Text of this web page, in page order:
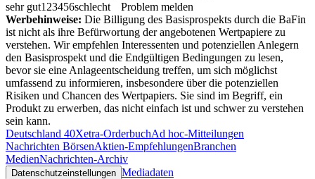
sehr gut1 23456schlecht
Problem melden
Werbehinweise: Die Billigung des Basisprospekts durch die BaFin
ist nicht als ihre Befürwortung der angebotenen Wertpapiere zu
verstehen. Wir empfehlen Interessenten und potenziellen Anlegern
den Basisprospekt und die Endgültigen Bedingungen zu lesen,
bevor sie eine Anlageentscheidung treffen, um sich möglichst
umfassend zu informieren, insbesondere über die potenziellen
Risiken und Chancen des Wertpapiers. Sie sind im Begriff, ein
Produkt zu erwerben, das nicht einfach ist und schwer zu verstehen
sein kann.
Deutschland 40Xetra-OrderbuchAd hoc-Mitteilungen
Nachrichten BörsenAktien-EmpfehlungenBranchen
MedienNachrichten-Archiv
Datenschutzeinstellungen Mediadaten